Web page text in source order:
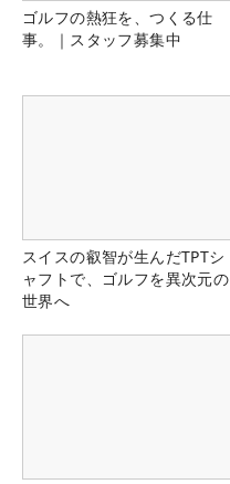
ゴルフの熱狂を、つくる仕
事。｜スタッフ募集中
スイスの叡智が生んだTPTシ
ャフトで、ゴルフを異次元の
世界へ